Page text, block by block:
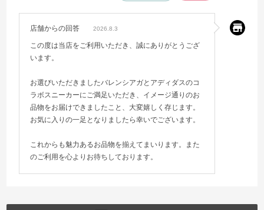
店舗からの回答 2026.8.3
この度は当店をご利用いただき、誠にありがとうござ
います。
お選びいただきましたバレンシアガとアディダスのコ
ラボスニーカーにご満足いただき、イメージ通りのお
品物をお届けできましたこと、大変嬉しく存じます。
お気に入りの一足となりましたら幸いでございます。
これからも魅力あるお品物を揃えてまいります。また
のご利用を心よりお待ちしております。